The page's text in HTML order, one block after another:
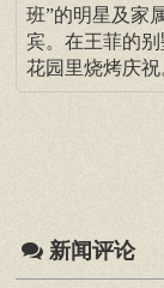
班”的明星及家
宾。在王菲的
花园里烧烤庆祝
新闻评论